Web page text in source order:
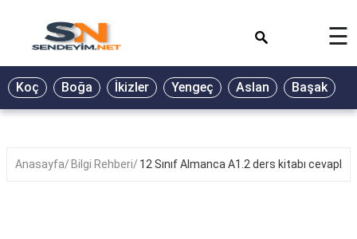
BİYOGRAFİ
GALERİ
☰
Koç Boğa İkizler Yengeç Aslan Başak
Anasayfa Bilgi Rehberi 12 Sınıf Almanca A1.2 ders kitabı cevapları